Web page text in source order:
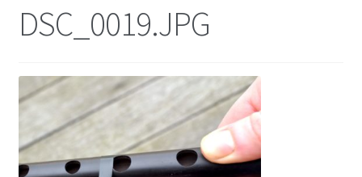
DSC_0019.JPG